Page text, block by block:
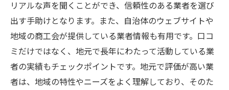
リアルな声を聞くことができ、信頼性のある業者を選び
出す手助けとなります。また、自治体のウェブサイトや
地域の商工会が提供している業者情報も有用です。口コ
ミだけではなく、地元で長年にわたって活動している業
者の実績もチェックポイントです。地元で評価が高い業
者は、地域の特性やニーズをよく理解しており、そのた